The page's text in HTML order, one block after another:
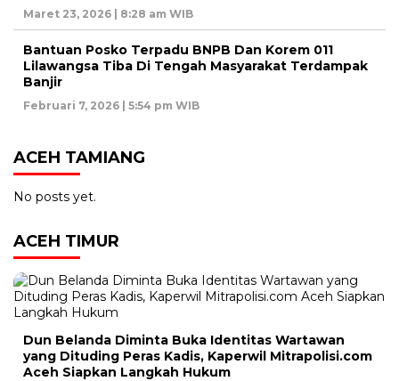
Maret 23, 2026 | 8:28 am WIB
Bantuan Posko Terpadu BNPB Dan Korem 011
Lilawangsa Tiba Di Tengah Masyarakat Terdampak
Banjir
Februari 7, 2026 | 5:54 pm WIB
ACEH TAMIANG
No posts yet.
ACEH TIMUR
Dun Belanda Diminta Buka Identitas Wartawan
yang Dituding Peras Kadis, Kaperwil Mitrapolisi.com
Aceh Siapkan Langkah Hukum